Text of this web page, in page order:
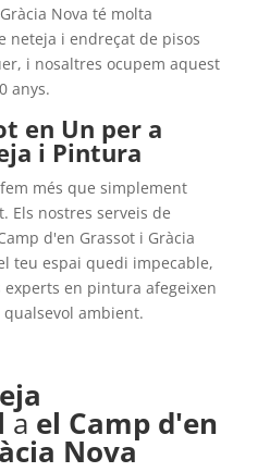
Nova té molta
neteja i endreçat de pisos
i nosaltres ocupem aquest
anys.
en Un per a
i Pintura
més que simplement
Els nostres serveis de
d'en Grassot i Gràcia
teu espai quedi impecable,
en pintura afegeixen
ambient.
a el Camp d'en
Nova